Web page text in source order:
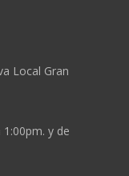
Local Gran
y de